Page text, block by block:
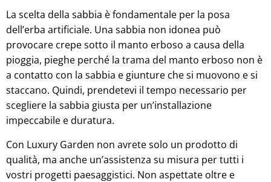
La scelta della sabbia è fondamentale per la posa
dell’erba artificiale. Una sabbia non idonea può
provocare crepe sotto il manto erboso a causa della
pioggia, pieghe perché la trama del manto erboso non è
a contatto con la sabbia e giunture che si muovono e si
staccano. Quindi, prendetevi il tempo necessario per
scegliere la sabbia giusta per un’installazione
impeccabile e duratura.
Con Luxury Garden non avrete solo un prodotto di
qualità, ma anche un’assistenza su misura per tutti i
vostri progetti paesaggistici. Non aspettate oltre e